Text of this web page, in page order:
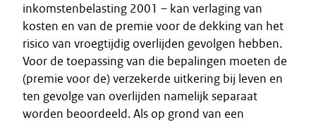
inkomstenbelasting 2001 – kan verlaging van
kosten en van de premie voor de dekking van het
risico van vroegtijdig overlijden gevolgen hebben.
Voor de toepassing van die bepalingen moeten de
(premie voor de) verzekerde uitkering bij leven en
ten gevolge van overlijden namelijk separaat
worden beoordeeld. Als op grond van een